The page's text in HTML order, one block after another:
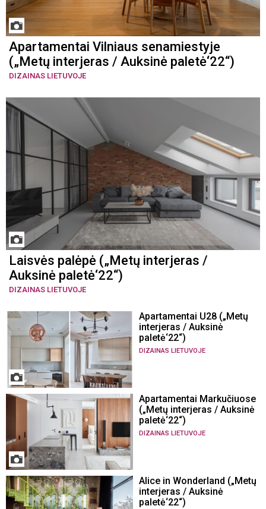
Apartamentai Vilniaus senamiestyje
(„Metų interjeras / Auksinė paletė‘22“)
DIZAINAS LIETUVOJE
Laisvės palėpė („Metų interjeras /
Auksinė paletė‘22“)
DIZAINAS LIETUVOJE
Apartamentai U28 („Metų
interjeras / Auksinė
paletė‘22“)
DIZAINAS LIETUVOJE
Apartamentai Markučiuose
(„Metų interjeras / Auksinė
paletė‘22“)
DIZAINAS LIETUVOJE
Alice in Wonderland („Metų
interjeras / Auksinė
paletė‘22“)